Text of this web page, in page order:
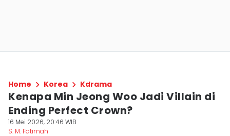
Home Korea Kdrama
Kenapa Min Jeong Woo Jadi Villain di
Ending Perfect Crown?
16 Mei 2026, 20:46 WIB
S. M. Fatimah